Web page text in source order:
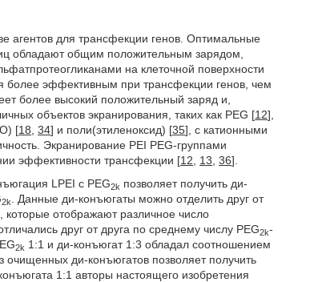
агентов для трансфекции генов. Оптимальные
обладают общим положительным зарядом,
на клеточной поверхности
более эффективным при трансфекции генов, чем
более высокий положительный заряд и,
объектов экранирования, таких как PEG [12],
[18 ,34] и поли(этиленоксид) [35], с катионными
Экранирование PEI PEG-группами
эффективности трансфекции [12 13 ,36].
LPEI с PEG2k позволяет получить ди-
2k
. Данные ди-конъюгаты можно отделить друг от
отображают различное число
друг от друга по среднему числу PEG2k-
2k 1:1 и ди-конъюгат 1:3 обладал соотношением
ди-конъюгатов позволяет получить
1:1 авторы настоящего изобретения